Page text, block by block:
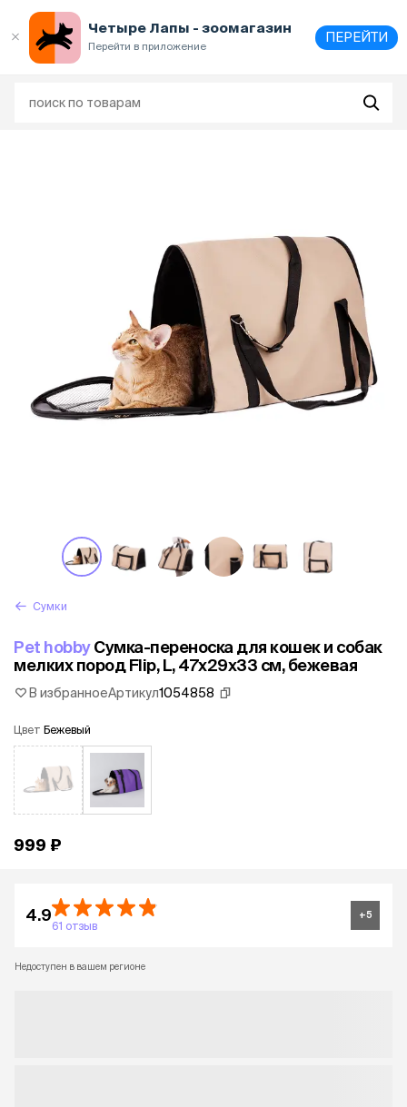
Четыре Лапы - зоомагазин
Перейти в приложение
ПЕРЕЙТИ
Сумки
Pet hobbyСумка-переноска для кошек и собак
мелких пород Flip, L, 47х29х33 см, бежевая
В избранноеАртикул1054858
Цвет Бежевый
999 ₽
4.9
61 отзыв
+5
Недоступен в вашем регионе